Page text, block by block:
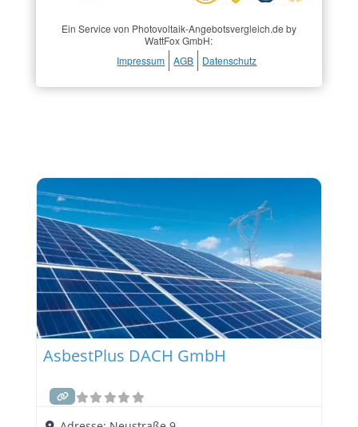
Ein Service von Photovoltaik-Angebotsvergleich.de by
WattFox GmbH:
Impressum
AGB Datenschutz
AsbestPlus DACH GmbH